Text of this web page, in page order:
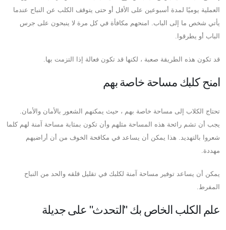
العملية يوميًا لمدة أسبوعين على الأقل أو حتى يتوقف الكلب عن النباح عندما
يأتي شخص ما إلى الباب. امنحهم مكافأة في كل مرة لا ينبحون على جرس
الباب أو يطرقوا.
قد تكون هذه الطريقة صعبة ، لكنها قد تكون فعالة إذا التزمت بها.
امنح كلبك مساحة خاصة بهم
تحتاج الكلاب إلى مساحة خاصة بهم ، حيث يمكنهم الشعور بالأمان والأمان.
يجب أن تشم رائحة هذه المساحة مثلهم وأن تكون بمثابة مساحة آمنة لهم كلما
شعروا بالتهديد. هذا يمكن أن يساعد في مكافحة الخوف من أن أراضيهم
مهددة.
يمكن أن يساعد توفير مساحة آمنة لكلبك في تقليل قلقه والحد من النباح
المفرط.
علم الكلب الخاص بك "التحدث" على جديلة